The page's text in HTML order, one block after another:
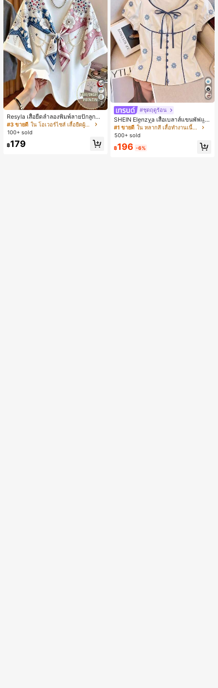
7
Resyla เสื้อยืดลำลองพิมพ์ลายปักลูกปัด
รูปโบว์ขนาดใหญ่สำหรับผู้หญิง
#3 ขายดี
ใน โอเวอร์ไซส์ เสื้อยืดผู้หญิง
100+ sold
฿179
#ชุดฤดูร้อน
SHEIN Elenzya เสื้อเบลาส์แขนพัฟแต่
งระบายสีพื้นสีน้ำเงินสำหรับผู้หญิง, เสื้อ
ครอปเข้ารูปผูกโบว์คอวีตัดกันสำหรับฤ
#1 ขายดี
ใน หลากสี เสื้อทำงานเนื้อผ้านุ่ม
500+ sold
฿196 -6%